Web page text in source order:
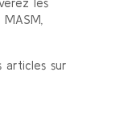
articles sur